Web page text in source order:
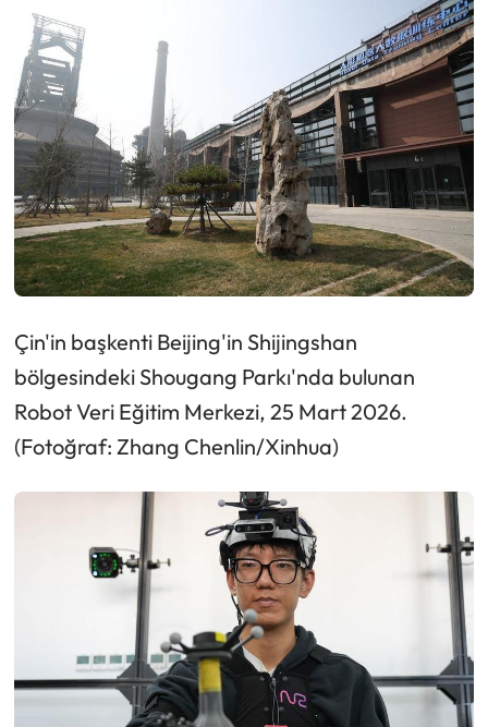
Çin'in başkenti Beijing'in Shijingshan
bölgesindeki Shougang Parkı'nda bulunan
Robot Veri Eğitim Merkezi, 25 Mart 2026.
(Fotoğraf: Zhang Chenlin/Xinhua)